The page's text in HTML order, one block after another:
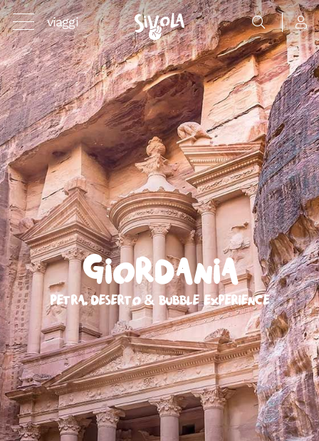
viaggi
Giordania
Petra, Deserto & Bubble Experience